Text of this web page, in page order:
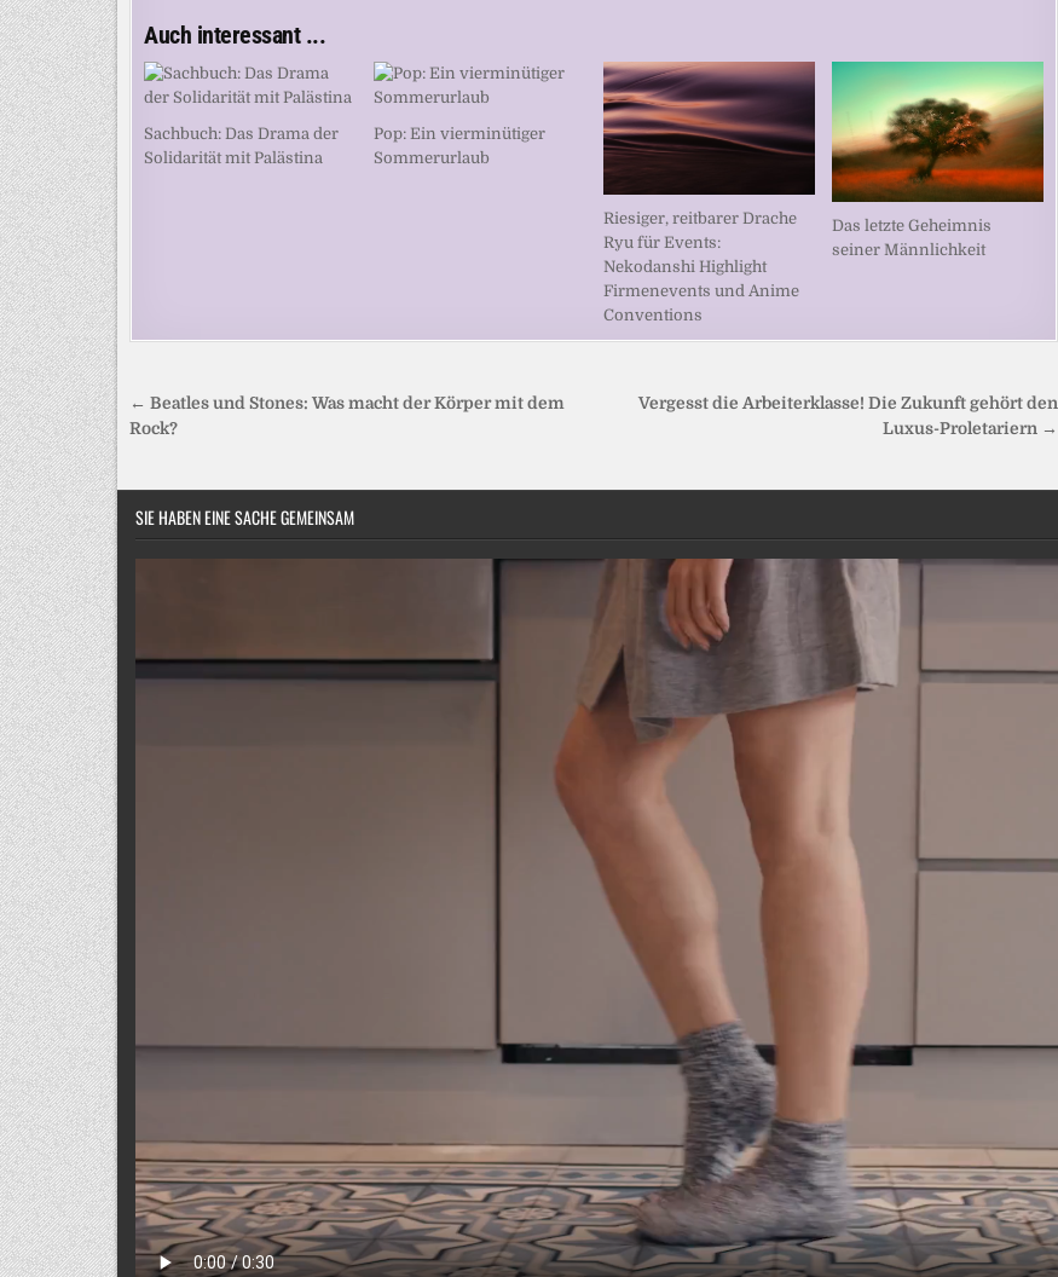
Auch interessant ...
Sachbuch: Das Drama der
Solidarität mit Palästina
Pop: Ein vierminütiger
Sommerurlaub
Riesiger, reitbarer Drache
Ryu für Events:
Nekodanshi Highlight
Firmenevents und Anime
Conventions
Das letzte Geheimnis
seiner Männlichkeit
Beitragsnavigation
Vergesst die Arbeiterklasse! Die Zukunft gehört den
Luxus-Proletariern →
← Beatles und Stones: Was macht der Körper mit dem
Rock?
SIE HABEN EINE SACHE GEMEINSAM